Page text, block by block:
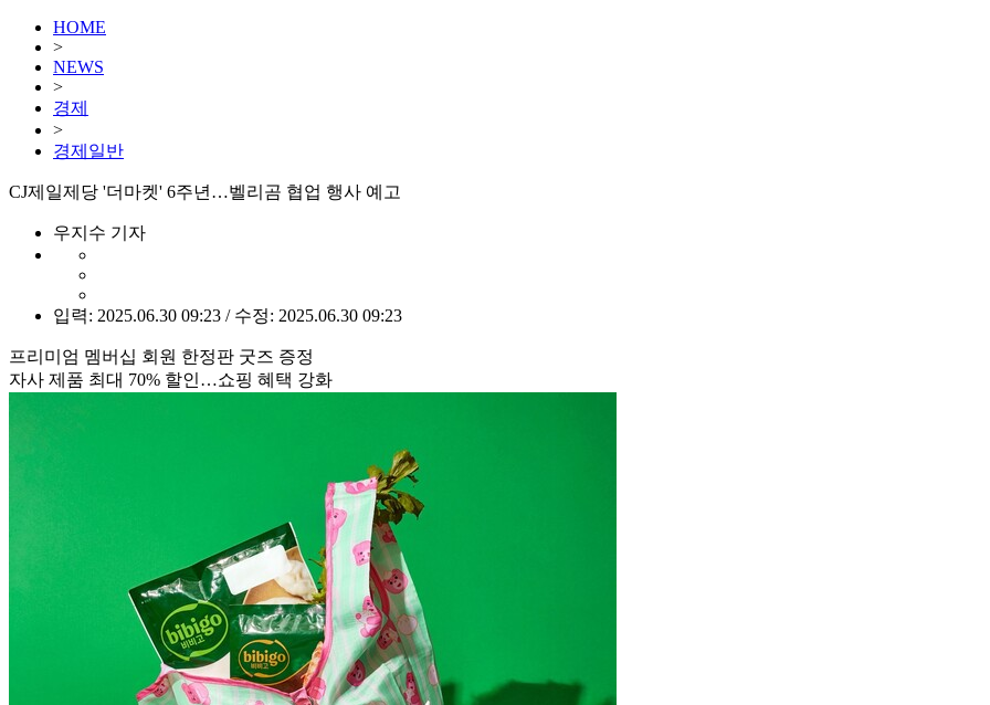
HOME
>
NEWS
>
경제
>
경제일반
CJ제일제당 '더마켓' 6주년…벨리곰 협업 행사 예고
우지수 기자
입력: 2025.06.30 09:23 / 수정: 2025.06.30 09:23
프리미엄 멤버십 회원 한정판 굿즈 증정
자사 제품 최대 70% 할인…쇼핑 혜택 강화